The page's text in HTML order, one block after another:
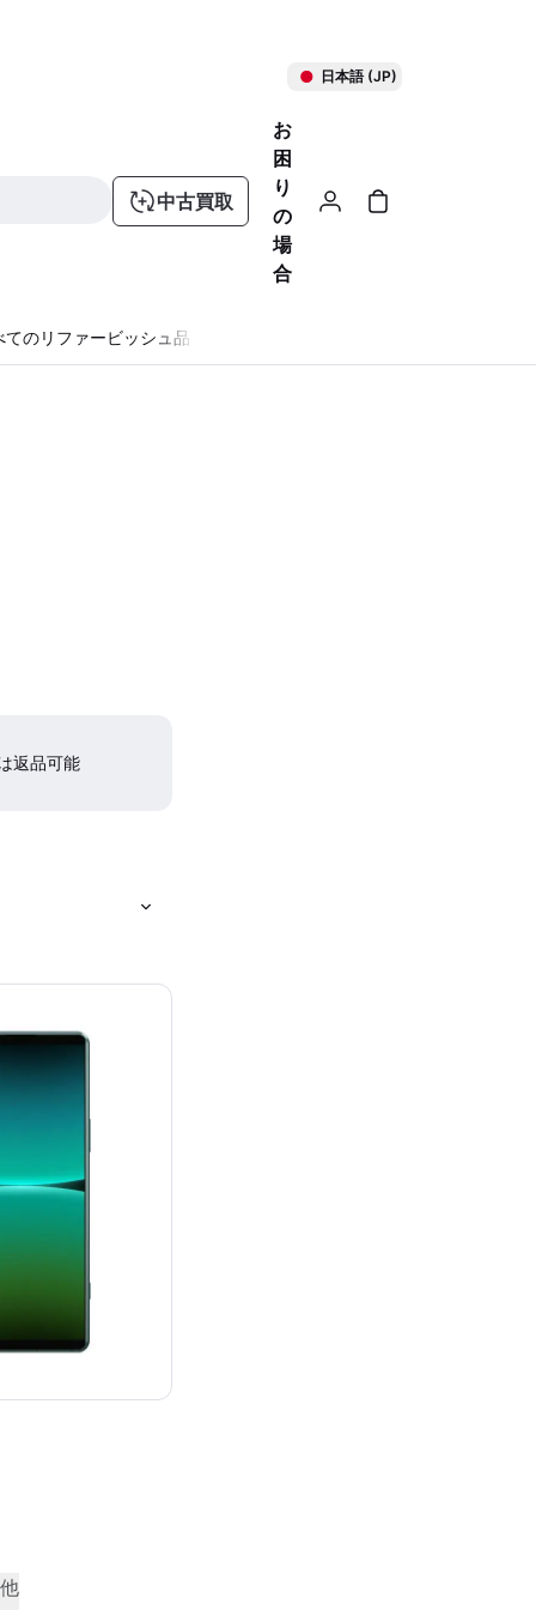
日本語 (JP)
中古買取
お
困
り
の
場
合
てのリファービッシュ品
返品可能